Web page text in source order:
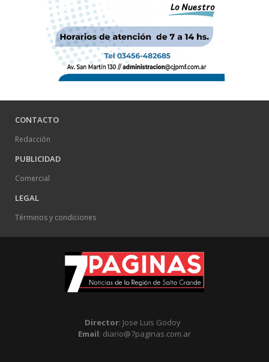
CONTACTO
Redacción
PUBLICIDAD
Comercial
LEGAL
Términos y condiciones
Director: Jose Luis Godoy
Email: diario@7paginas.com.ar